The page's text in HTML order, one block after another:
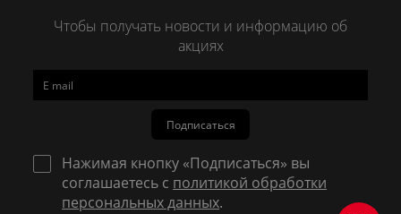
Чтобы получать новости и информацию об
акциях
Подписаться
Нажимая кнопку «Подписаться» вы
соглашаетесь с политикой обработки
персональных данных.